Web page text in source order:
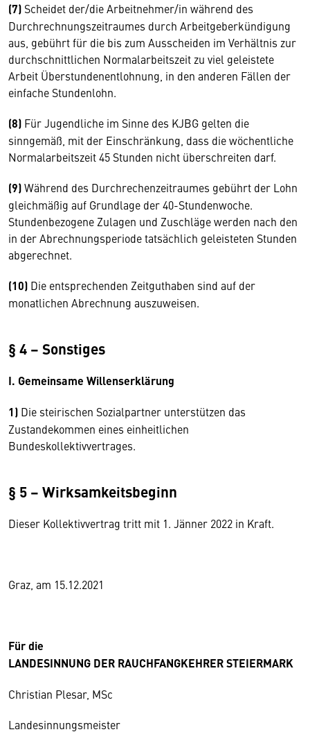
(7) Scheidet der/die Arbeitnehmer/in während des
Durchrechnungszeitraumes durch Arbeitgeberkündigung
aus, gebührt für die bis zum Ausscheiden im Verhältnis zur
durchschnittlichen Normalarbeitszeit zu viel geleistete
Arbeit Überstundenentlohnung, in den anderen Fällen der
einfache Stundenlohn.
(8) Für Jugendliche im Sinne des KJBG gelten die
sinngemäß, mit der Einschränkung, dass die wöchentliche
Normalarbeitszeit 45 Stunden nicht überschreiten darf.
(9)Während des Durchrechenzeitraumes gebührt der Lohn
gleichmäßig auf Grundlage der 40-Stundenwoche.
Stundenbezogene Zulagen und Zuschläge werden nach den
in der Abrechnungsperiode tatsächlich geleisteten Stunden
abgerechnet.
(10) Die entsprechenden Zeitguthaben sind auf der
monatlichen Abrechnung auszuweisen.
§ 4 – Sonstiges
I. Gemeinsame Willenserklärung
1) Die steirischen Sozialpartner unterstützen das
Zustandekommen eines einheitlichen
Bundeskollektivvertrages.
§ 5 – Wirksamkeitsbeginn
Dieser Kollektivvertrag tritt mit 1. Jänner 2022 in Kraft.
Graz, am 15.12.2021
Für die
LANDESINNUNG DER RAUCHFANGKEHRER STEIERMARK
Christian Plesar, MSc
Landesinnungsmeister